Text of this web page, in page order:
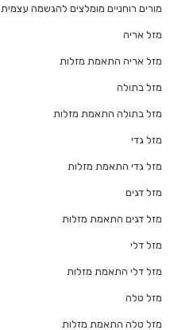
מורים רוחניים מומלצים להגשמה עצמית
מזל אריה
מזל אריה התאמת מזלות
מזל בתולה
מזל בתולה התאמת מזלות
מזל גדי
מזל גדי התאמת מזלות
מזל דגים
מזל דגים התאמת מזלות
מזל דלי
מזל דלי התאמת מזלות
מזל טלה
מזל טלה התאמת מזלות